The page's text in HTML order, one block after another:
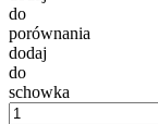
do
porównania
dodaj
do
schowka